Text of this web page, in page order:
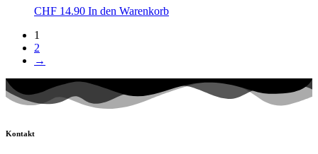
CHF 14.90 In den Warenkorb
1
2
→
Kontakt